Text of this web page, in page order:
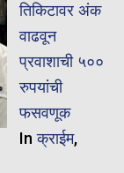
तिकिटावर अंक
वाढवून
प्रवाशाची ५००
रुपयांची
फसवणूक
Inक्राईम,